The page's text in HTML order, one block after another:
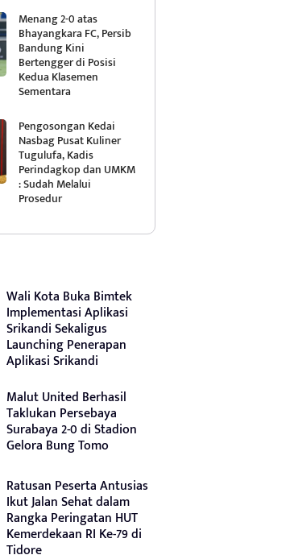
Menang 2-0 atas
Bhayangkara FC, Persib
Bandung Kini
Bertengger di Posisi
Kedua Klasemen
Sementara
Pengosongan Kedai
Nasbag Pusat Kuliner
Tugulufa, Kadis
Perindagkop dan UMKM
: Sudah Melalui
Prosedur
Wali Kota Buka Bimtek
Implementasi Aplikasi
Srikandi Sekaligus
Launching Penerapan
Aplikasi Srikandi
Malut United Berhasil
Taklukan Persebaya
Surabaya 2-0 di Stadion
Gelora Bung Tomo
Ratusan Peserta Antusias
Ikut Jalan Sehat dalam
Rangka Peringatan HUT
Kemerdekaan RI Ke-79 di
Tidore